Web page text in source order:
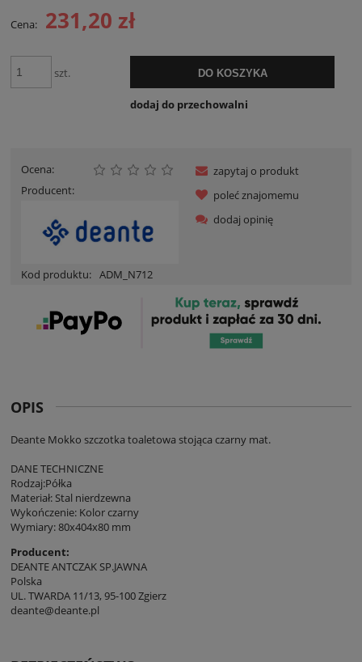
Cena: 231,20 zł
szt. DO KOSZYKA
dodaj do przechowalni
Ocena:
Producent:
Kod produktu: ADM_N712
zapytaj o produkt
poleć znajomemu
dodaj opinię
OPIS
Deante Mokko szczotka toaletowa stojąca czarny mat.
DANE TECHNICZNE
Rodzaj:Półka
Materiał: Stal nierdzewna
Wykończenie: Kolor czarny
Wymiary: 80x404x80 mm
Producent:
DEANTE ANTCZAK SP.JAWNA
Polska
UL. TWARDA 11/13, 95-100 Zgierz
deante@deante.pl